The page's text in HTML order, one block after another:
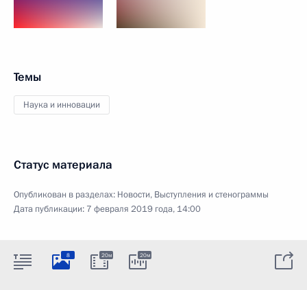
Темы
Наука и инновации
Статус материала
Опубликован в разделах: Новости, Выступления и стенограммы
Дата публикации: 7 февраля 2019 года, 14:00
8 20м 20м